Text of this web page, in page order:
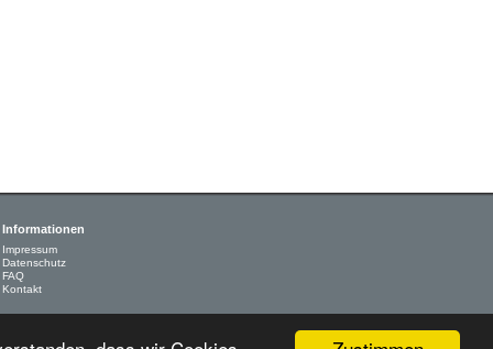
Informationen
Impressum
Datenschutz
FAQ
Kontakt